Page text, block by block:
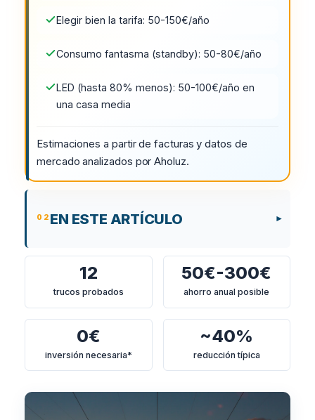
Elegir bien la tarifa: 50-150€/año
Consumo fantasma (standby): 50-80€/año
LED (hasta 80% menos): 50-100€/año en
una casa media
Estimaciones a partir de facturas y datos de
mercado analizados por Aholuz.
EN ESTE ARTÍCULO
12
trucos probados
50€-300€
ahorro anual posible
0€
inversión necesaria*
~40%
reducción típica